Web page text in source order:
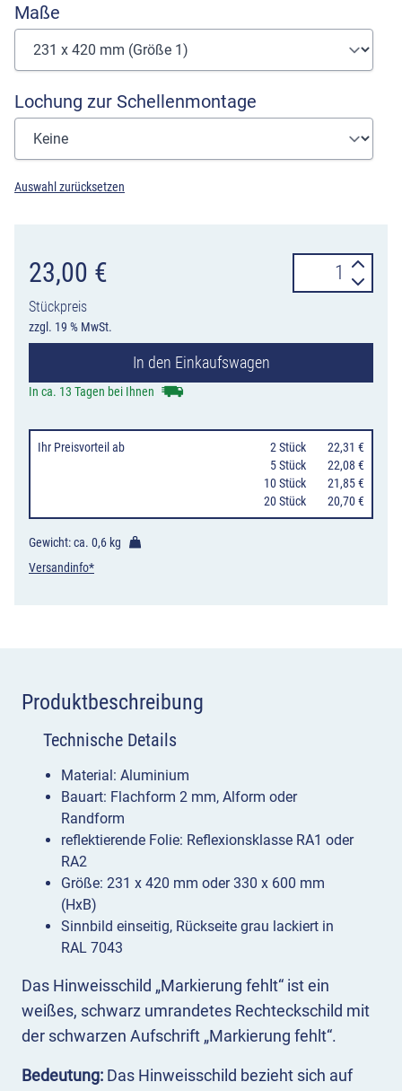
Maße
Lochung zur Schellenmontage
Auswahl zurücksetzen
23,00 €
Stückpreis
zzgl. 19 % MwSt.
Hinweisschild
Markierung
Menge
In den Einkaufswagen
In ca. 13 Tagen bei Ihnen
Ihr Preisvorteil ab 2 Stück
22,31 €
5 Stück
22,08 €
10 Stück
21,85 €
20 Stück
20,70 €
Gewicht: ca. 0,6 kg
Versandinfo*
Produktbeschreibung
Das Hinweisschild „Markierung fehlt“ ist ein
weißes, schwarz umrandetes Rechteckschild mit
der schwarzen Aufschrift „Markierung fehlt“.
Bedeutung: Das Hinweisschild bezieht sich auf
Technische Details
Material: Aluminium
Bauart: Flachform 2 mm, Alform oder
Randform
reflektierende Folie: Reflexionsklasse RA1 oder
RA2
Größe: 231 x 420 mm oder 330 x 600 mm
(HxB)
Sinnbild einseitig, Rückseite grau lackiert in
RAL 7043